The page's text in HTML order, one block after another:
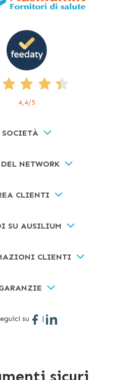
4,4/5
SOCIETÀ
NETWORK
CLIENTI
SU AUSILIUM
CLIENTI
su |